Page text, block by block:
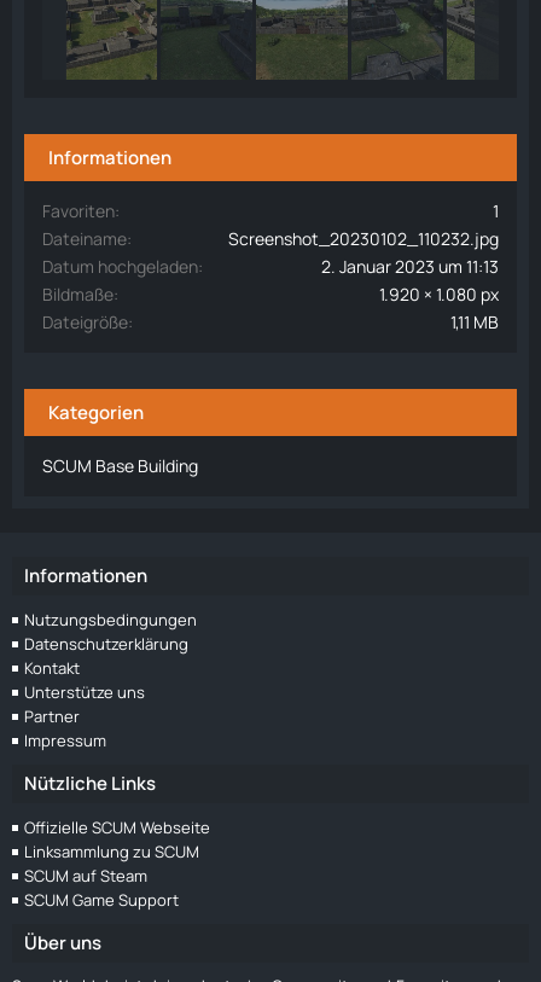
Informationen
Favoriten
1
Dateiname
Screenshot_20230102_110232.jpg
Datum hochgeladen
2. Januar 2023 um 11:13
Bildmaße
1.920 × 1.080 px
Dateigröße
1,11 MB
Kategorien
SCUM Base Building
Informationen
Nutzungsbedingungen
Datenschutzerklärung
Kontakt
Unterstütze uns
Partner
Impressum
Nützliche Links
Offizielle SCUM Webseite
Linksammlung zu SCUM
SCUM auf Steam
SCUM Game Support
Über uns